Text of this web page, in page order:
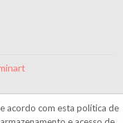
acordo com esta política de